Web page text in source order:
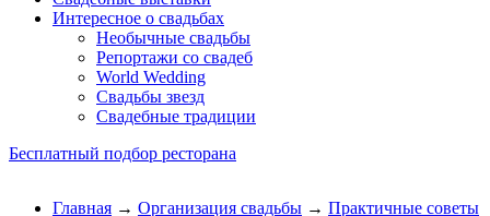
Интересное о свадьбах
Необычные свадьбы
Репортажи со свадеб
World Wedding
Свадьбы звезд
Свадебные традиции
Бесплатный подбор ресторана
Главная → Организация свадьбы → Практичные советы